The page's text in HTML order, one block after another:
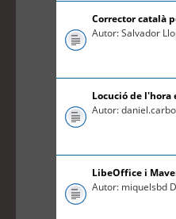
Corrector català
Autor: Salvador
Locució de l'hora
Autor:
LibeOffice i
Autor: miquelsbd